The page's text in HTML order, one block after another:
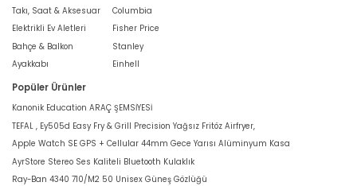
Takı, Saat & Aksesuar
Elektrikli Ev Aletleri
Bahçe & Balkon
Ayakkabı
Columbia
Fisher Price
Stanley
Einhell
Popüler Ürünler
Kanonik Education ARAÇ ŞEMSİYESİ
TEFAL , Ey505d Easy Fry & Grill Precision Yağsız Fritöz Airfryer,
Apple Watch SE GPS + Cellular 44mm Gece Yarısı Alüminyum Kasa
AyrStore Stereo Ses Kaliteli Bluetooth Kulaklık
Ray-Ban 4340 710/M2 50 Unisex Güneş Gözlüğü